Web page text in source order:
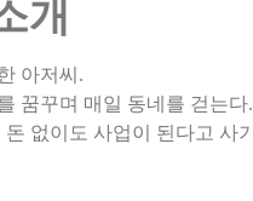
개
아저씨.
꿈꾸며 매일 동네를 걷는다.